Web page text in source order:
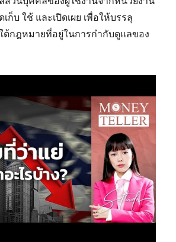
ก็บ ใช้ และเปิดเผย เพื่อให้บรรลุ
ต้กฎหมายที่อยู่ในการกำกับดูแลของ